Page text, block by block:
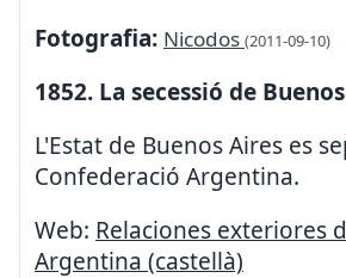
Fotografia: Nicodos (2011-09-10)
1852. La secessió de
L'Estat de Buenos Aires es
Confederació Argentina.
Web: Relaciones exteriores
Argentina (castellà)